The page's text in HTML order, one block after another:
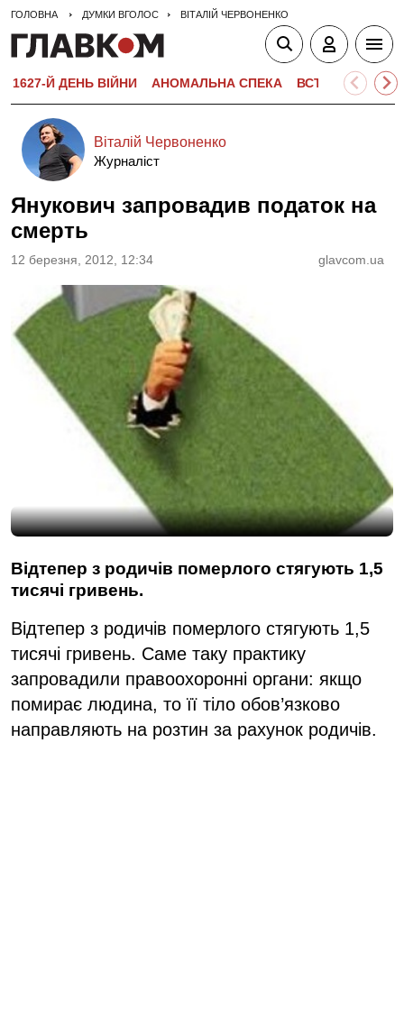
ГОЛОВНА ДУМКИ ВГОЛОС ВІТАЛІЙ ЧЕРВОНЕНКО
1627-Й ДЕНЬ ВІЙНИ АНОМАЛЬНА СПЕКА ВСТУПНА
Віталій Червоненко
Журналіст
Янукович запровадив податок на
смерть
12 березня, 2012, 12:34 glavcom.ua
Відтепер з родичів померлого стягують 1,5
тисячі гривень.
Відтепер з родичів померлого стягують 1,5
тисячі гривень. Саме таку практику
запровадили правоохоронні органи: якщо
помирає людина, то її тіло обов’язково
направляють на розтин за рахунок родичів.